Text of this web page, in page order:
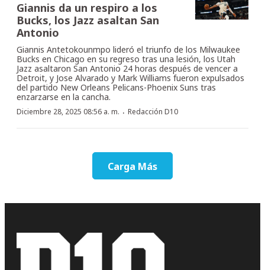
Giannis da un respiro a los
Bucks, los Jazz asaltan San
Antonio
Giannis Antetokounmpo lideró el triunfo de los Milwaukee
Bucks en Chicago en su regreso tras una lesión, los Utah
Jazz asaltaron San Antonio 24 horas después de vencer a
Detroit, y Jose Alvarado y Mark Williams fueron expulsados
del partido New Orleans Pelicans-Phoenix Suns tras
enzarzarse en la cancha.
Diciembre 28, 2025 08:56 a. m. · Redacción D10
Carga Más